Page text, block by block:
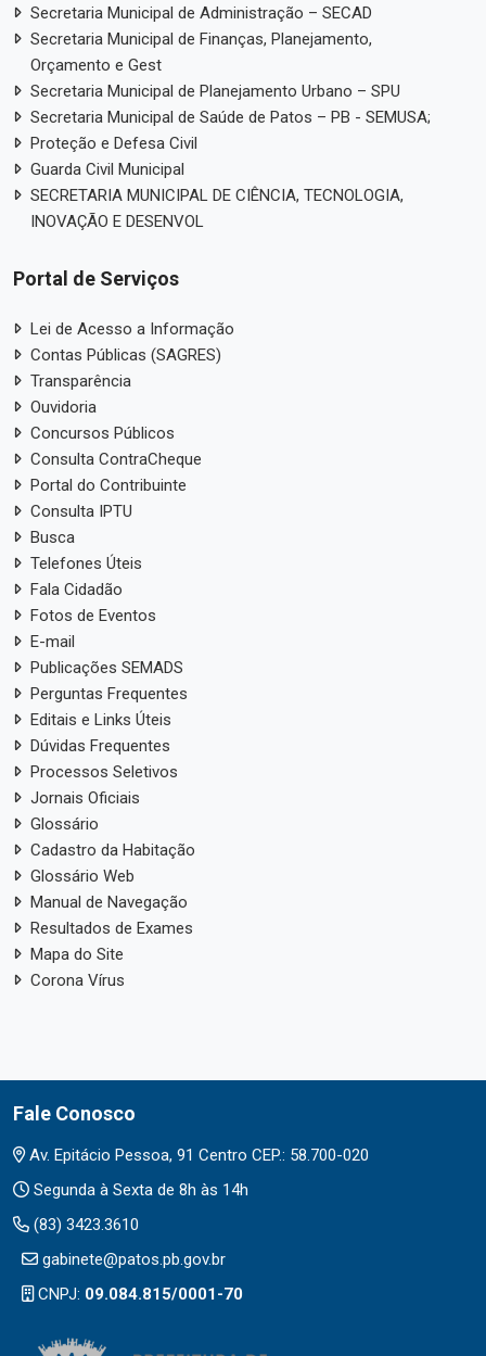
Secretaria Municipal de Administração – SECAD
Secretaria Municipal de Finanças, Planejamento,
Orçamento e Gest
Secretaria Municipal de Planejamento Urbano – SPU
Secretaria Municipal de Saúde de Patos – PB - SEMUSA;
Proteção e Defesa Civil
Guarda Civil Municipal
SECRETARIA MUNICIPAL DE CIÊNCIA, TECNOLOGIA,
INOVAÇÃO E DESENVOL
Portal de Serviços
Lei de Acesso a Informação
Contas Públicas (SAGRES)
Transparência
Ouvidoria
Concursos Públicos
Consulta ContraCheque
Portal do Contribuinte
Consulta IPTU
Busca
Telefones Úteis
Fala Cidadão
Fotos de Eventos
E-mail
Publicações SEMADS
Perguntas Frequentes
Editais e Links Úteis
Dúvidas Frequentes
Processos Seletivos
Jornais Oficiais
Glossário
Cadastro da Habitação
Glossário Web
Manual de Navegação
Resultados de Exames
Mapa do Site
Corona Vírus
Fale Conosco
Av. Epitácio Pessoa, 91 Centro CEP.: 58.700-020
Segunda à Sexta de 8h às 14h
(83) 3423.3610
gabinete@patos.pb.gov.br
CNPJ: 09.084.815/0001-70